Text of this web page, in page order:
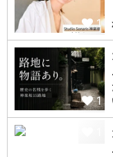
1
1